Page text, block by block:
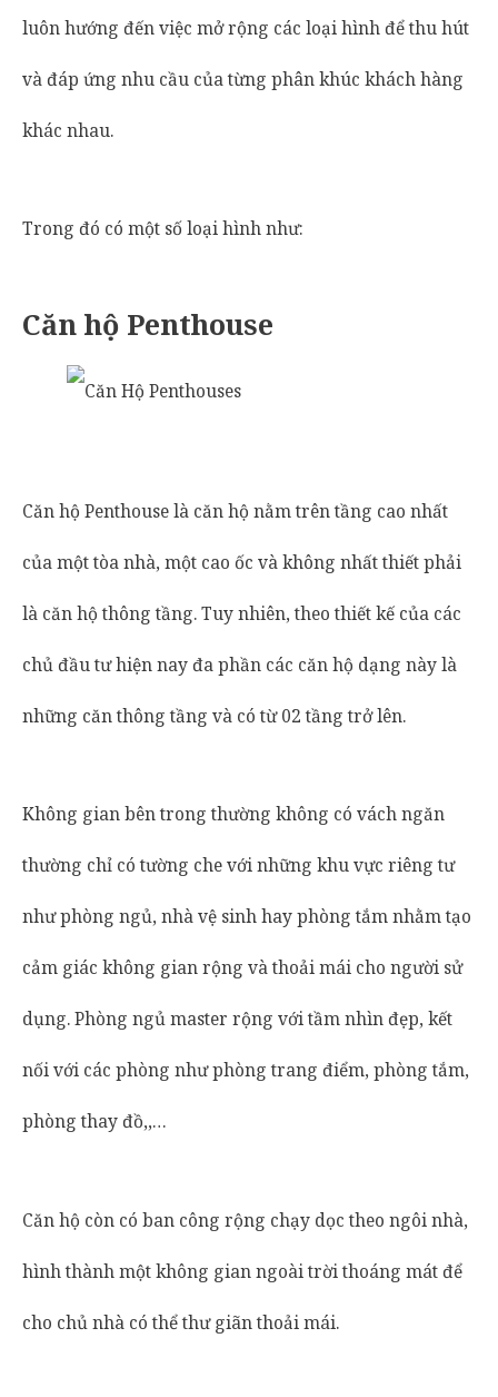
luôn hướng đến việc mở rộng các loại hình để thu hút
và đáp ứng nhu cầu của từng phân khúc khách hàng
khác nhau.
Trong đó có một số loại hình như:
Căn hộ Penthouse
Căn hộ Penthouse là căn hộ nằm trên tầng cao nhất
của một tòa nhà, một cao ốc và không nhất thiết phải
là căn hộ thông tầng. Tuy nhiên, theo thiết kế của các
chủ đầu tư hiện nay đa phần các căn hộ dạng này là
những căn thông tầng và có từ 02 tầng trở lên.
Không gian bên trong thường không có vách ngăn
thường chỉ có tường che với những khu vực riêng tư
như phòng ngủ, nhà vệ sinh hay phòng tắm nhằm tạo
cảm giác không gian rộng và thoải mái cho người sử
dụng. Phòng ngủ master rộng với tầm nhìn đẹp, kết
nối với các phòng như phòng trang điểm, phòng tắm,
phòng thay đồ,,…
Căn hộ còn có ban công rộng chạy dọc theo ngôi nhà,
hình thành một không gian ngoài trời thoáng mát để
cho chủ nhà có thể thư giãn thoải mái.